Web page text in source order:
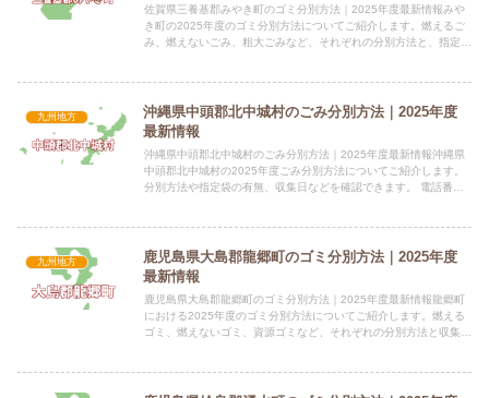
佐賀県三養基郡みやき町のゴミ分別方法｜2025年度最新情報みや
き町の2025年度のゴミ分別方法についてご紹介します。燃えるご
み、燃えないごみ、粗大ごみなど、それぞれの分別方法と、指定ご
九州地方
沖縄県中頭郡北中城村のごみ分別方法｜2025年度
最新情報
沖縄県中頭郡北中城村のごみ分別方法｜2025年度最新情報沖縄県
中頭郡北中城村の2025年度ごみ分別方法についてご紹介します。
分別方法や指定袋の有無、収集日などを確認できます。 電話番
九州地方
鹿児島県大島郡龍郷町のゴミ分別方法｜2025年度
最新情報
鹿児島県大島郡龍郷町のゴミ分別方法｜2025年度最新情報龍郷町
における2025年度のゴミ分別方法についてご紹介します。燃える
ゴミ、燃えないゴミ、資源ゴミなど、それぞれの分別方法と収集日